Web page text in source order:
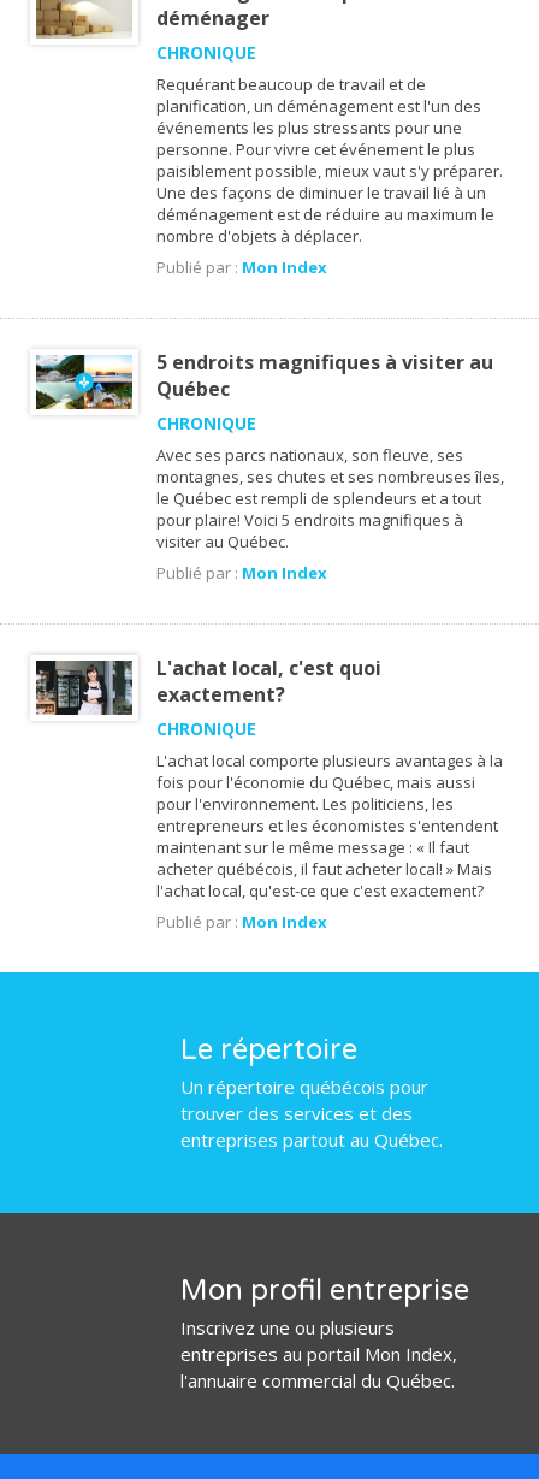
déménager
CHRONIQUE
Requérant beaucoup de travail et de
planification, un déménagement est l'un des
événements les plus stressants pour une
personne. Pour vivre cet événement le plus
paisiblement possible, mieux vaut s'y préparer.
Une des façons de diminuer le travail lié à un
déménagement est de réduire au maximum le
nombre d'objets à déplacer.
Publié par : Mon Index
5 endroits magnifiques à visiter au
Québec
CHRONIQUE
Avec ses parcs nationaux, son fleuve, ses
montagnes, ses chutes et ses nombreuses îles,
le Québec est rempli de splendeurs et a tout
pour plaire! Voici 5 endroits magnifiques à
visiter au Québec.
Publié par : Mon Index
L'achat local, c'est quoi
exactement?
CHRONIQUE
L'achat local comporte plusieurs avantages à la
fois pour l'économie du Québec, mais aussi
pour l'environnement. Les politiciens, les
entrepreneurs et les économistes s'entendent
maintenant sur le même message : « Il faut
acheter québécois, il faut acheter local! » Mais
l'achat local, qu'est-ce que c'est exactement?
Publié par : Mon Index
Le répertoire
Un répertoire québécois pour
trouver des services et des
entreprises partout au Québec.
Mon profil entreprise
Inscrivez une ou plusieurs
entreprises au portail Mon Index,
l'annuaire commercial du Québec.